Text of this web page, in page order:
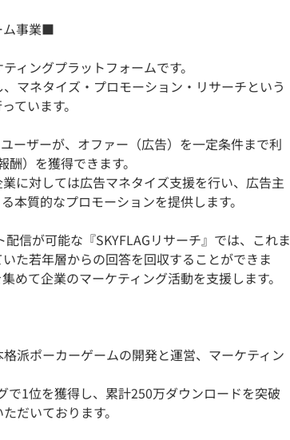
ム事業■
ィングプラットフォームです。
マネタイズ・プロモーション・リサーチという
ています。
ーザーが、オファー（広告）を一定条件まで利
）を獲得できます。
に対しては広告マネタイズ支援を行い、広告主
本質的なプロモーションを提供します。
信が可能な『SKYFLAGリサーチ』では、これま
た若年層からの回答を回収することができま
めて企業のマーケティング活動を支援します。
派ポーカーゲームの開発と運営、マーケティン
1位を獲得し、累計250万ダウンロードを突破
だいております。